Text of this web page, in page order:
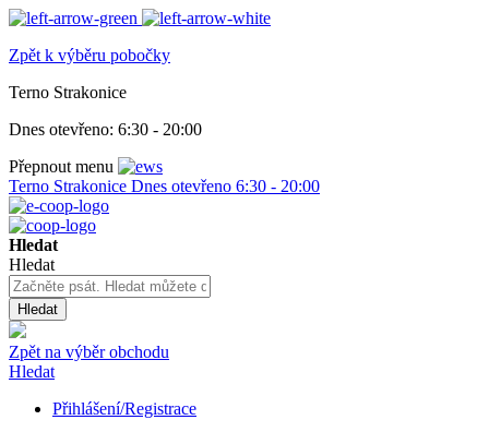
Zpět k výběru pobočky
Terno Strakonice
Dnes otevřeno: 6:30 - 20:00
Přepnout menu
Terno Strakonice Dnes otevřeno 6:30 - 20:00
Hledat
Hledat
Hledat
Zpět na výběr obchodu
Hledat
Přihlášení/Registrace